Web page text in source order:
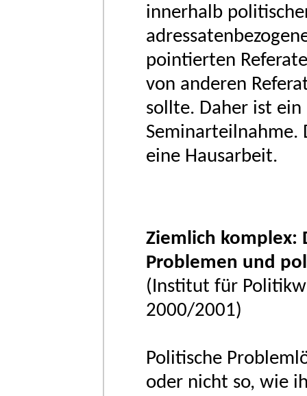
innerhalb
pointierten
von anderen
sollte. Daher ist ein
Seminarteilnahme.
eine Hausarbeit.
Ziemlich komplex:
Problemen und
(Institut für
2000/2001)
Politische
oder nicht so, wie